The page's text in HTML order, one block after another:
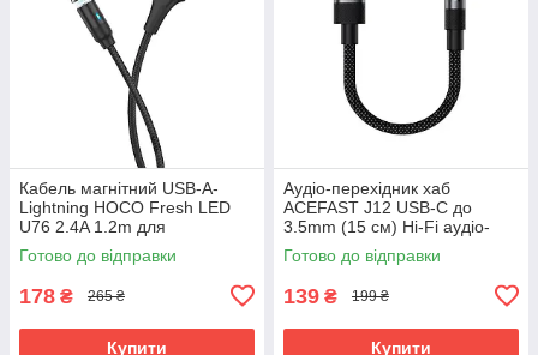
Кабель магнітний USB-A-
Lightning HOCO Fresh LED
U76 2.4A 1.2m для
заряджання айфона iphone
airpods
Готово до відправки
178 ₴ 265 ₴
Купити
Аудіо-перехідник хаб
ACEFAST J12 USB-C до
3.5mm (15 см) Hi-Fi аудіо-
конвертер для телефону
смартфону
Готово до відправки
139 ₴ 199 ₴
Купити